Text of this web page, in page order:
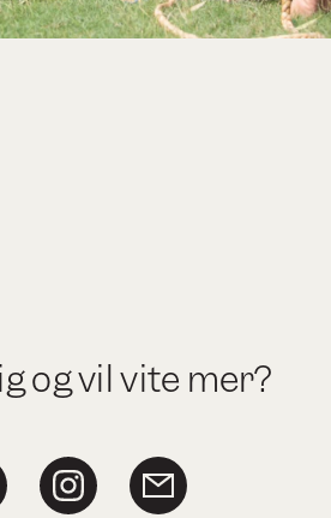
og vil vite mer?